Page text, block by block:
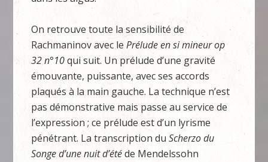
On retrouve toute la sensibilité de
Rachmaninov avec lePrélude en si mineur op
32 n°10qui suit. Un prélude d’une gravité
émouvante, puissante, avec ses accords
plaqués à la main gauche. La technique n’est
pas démonstrative mais passe au service de
l’expression ; ce prélude est d’un lyrisme
pénétrant. La transcription duScherzo du
Songe d’une nuit d’étéde Mendelssohn